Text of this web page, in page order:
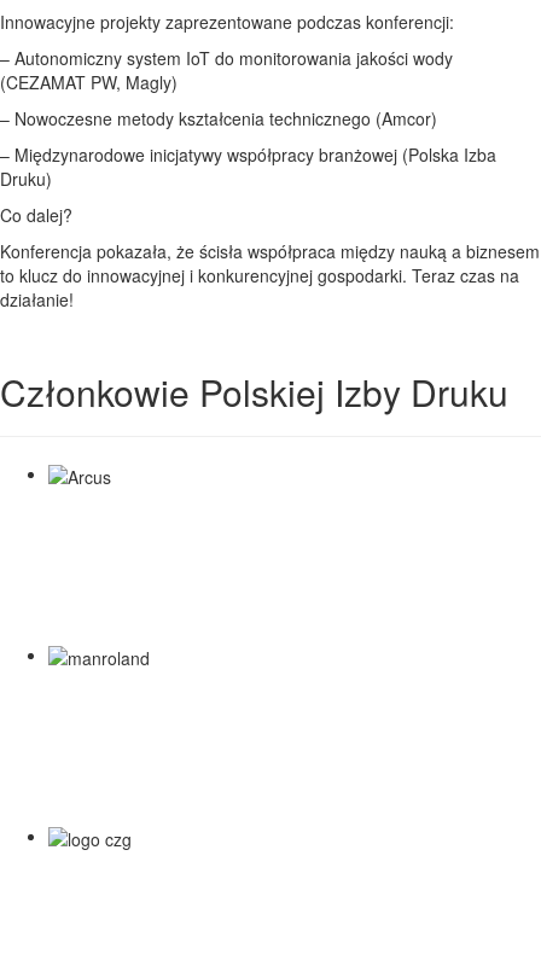
Innowacyjne projekty zaprezentowane podczas konferencji:
– Autonomiczny system IoT do monitorowania jakości wody
(CEZAMAT PW, Magly)
– Nowoczesne metody kształcenia technicznego (Amcor)
– Międzynarodowe inicjatywy współpracy branżowej (Polska Izba
Druku)
Co dalej?
Konferencja pokazała, że ścisła współpraca między nauką a biznesem
to klucz do innowacyjnej i konkurencyjnej gospodarki. Teraz czas na
działanie!
Członkowie Polskiej Izby Druku